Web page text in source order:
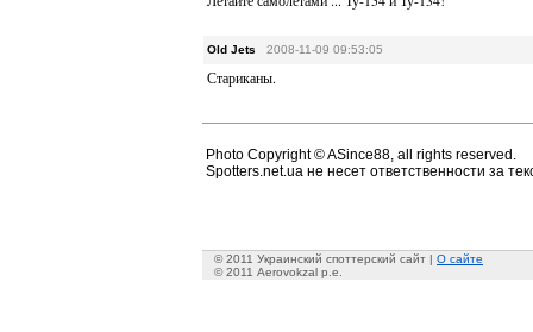
Old Jets 2008-11-09 09:53:05
Стариканы.
Photo Copyright © ASince88, all rights reserved.
Spotters.net.ua не несет ответственности за
© 2011 Украинский споттерский сайт | О сайте
© 2011 Aerovokzal p.e.